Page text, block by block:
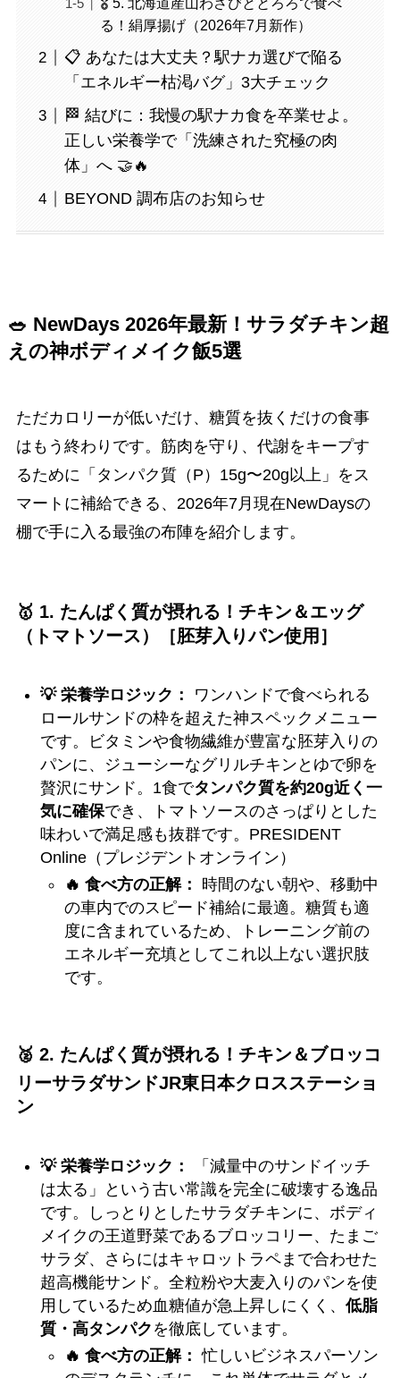
る！絹厚揚げ（2026年7月新作）
📋 あなたは大丈夫？駅ナカ選びで陥る
「エネルギー枯渇バグ」3大チェック
🏁 結びに：我慢の駅ナカ食を卒業せよ。
正しい栄養学で「洗練された究極の肉
体」へ 🤝🔥
BEYOND 調布店のお知らせ
🥗 NewDays 2026年最新！サラダチキン超
えの神ボディメイク飯5選
ただカロリーが低いだけ、糖質を抜くだけの食事
はもう終わりです。筋肉を守り、代謝をキープす
るために「タンパク質（P）15g〜20g以上」をス
マートに補給できる、2026年7月現在NewDaysの
棚で手に入る最強の布陣を紹介します。
🥇 1. たんぱく質が摂れる！チキン＆エッグ
（トマトソース）［胚芽入りパン使用］
💡 栄養学ロジック：
ワンハンドで食べられる
ロールサンドの枠を超えた神スペックメニュー
です。ビタミンや食物繊維が豊富な胚芽入りの
パンに、ジューシーなグリルチキンとゆで卵を
贅沢にサンド。1食でタンパク質を約20g近く一
気に確保でき、トマトソースのさっぱりとした
味わいで満足感も抜群です。PRESIDENT
Online（プレジデントオンライン）
🔥 食べ方の正解：
時間のない朝や、移動中
の車内でのスピード補給に最適。糖質も適
度に含まれているため、トレーニング前の
エネルギー充填としてこれ以上ない選択肢
です。
🥈 2. たんぱく質が摂れる！チキン＆ブロッコ
リーサラダサンドJR東日本クロスステーショ
ン
💡 栄養学ロジック：
「減量中のサンドイッチ
は太る」という古い常識を完全に破壊する逸品
です。しっとりとしたサラダチキンに、ボディ
メイクの王道野菜であるブロッコリー、たまご
サラダ、さらにはキャロットラペまで合わせた
超高機能サンド。全粒粉や大麦入りのパンを使
用しているため血糖値が急上昇しにくく、 低脂
質・高タンパク を徹底しています。
🔥 食べ方の正解： 忙しいビジネスパーソン